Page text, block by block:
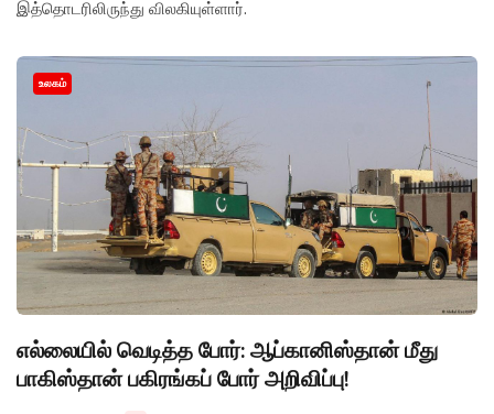
இத்தொடரிலிருந்து விலகியுள்ளார்.
உலகம்
எல்லையில் வெடித்த போர்: ஆப்கானிஸ்தான் மீது
பாகிஸ்தான் பகிரங்கப் போர் அறிவிப்பு!